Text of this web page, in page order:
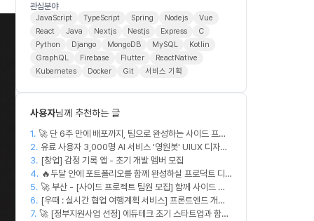
관심분야
JavaScript TypeScript Spring Nodejs
Vue
React
Java Nextjs Nestjs Express
C
Python
Django MongoDB MySQL
Kotlin
GraphQL
Firebase Flutter
ReactNative
Kubernetes
Docker Git 서비스 기획
사용자님께 추천하는 글
1. 🚀 단 6주 만에 배포까지, 팀으로 완성하는 사이드 프로
젝트 [스위프 웹 15기] 🚀
2. 유료 사용자 3,000명 AI 서비스 '영원봇' UIUX 디자인
팀원 모집
3. [창업] 감정 기록 앱 - 초기 개발 멤버 모집
4. 🔥두달 안에 포트폴리오를 함께 완성하실 프로덕트 디
자이너를 찾습니다!🔥
5. 🚀 부산 - [사이드 프로젝트 팀원 모집] 함께 사이드 프
로젝트 진행할 팀원 모집합니다. 🚀
6. [우때 : 실시간 협업 여행계획 서비스] 프론트엔드 개발
자 팀원을 모집합니다
7. 🚀 [정부지원사업 선정] 에듀테크 초기 스타트업과 함께